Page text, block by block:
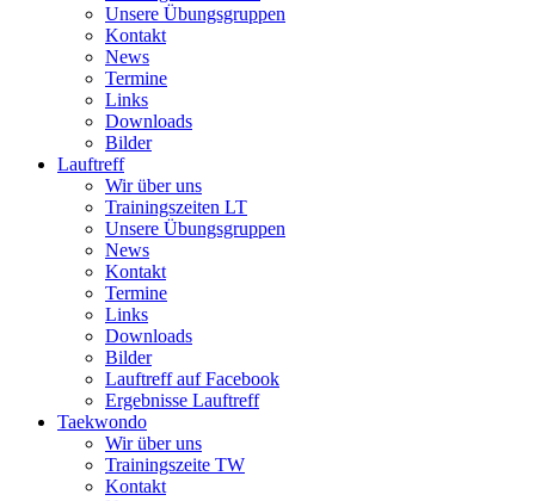
Unsere Übungsgruppen
Kontakt
News
Termine
Links
Downloads
Bilder
Lauftreff
Wir über uns
Trainingszeiten LT
Unsere Übungsgruppen
News
Kontakt
Termine
Links
Downloads
Bilder
Lauftreff auf Facebook
Ergebnisse Lauftreff
Taekwondo
Wir über uns
Trainingszeite TW
Kontakt